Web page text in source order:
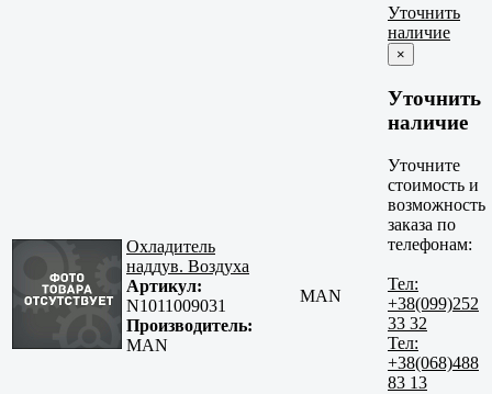
Охладитель
наддув. Воздуха
Артикул:
N1011009031
Производитель:
MAN
MAN
Уточнить
наличие
×
Уточнить
наличие
Уточните
стоимость и
возможность
заказа по
телефонам:
Тел:
+38(099)252
33 32
Тел:
+38(068)488
83 13